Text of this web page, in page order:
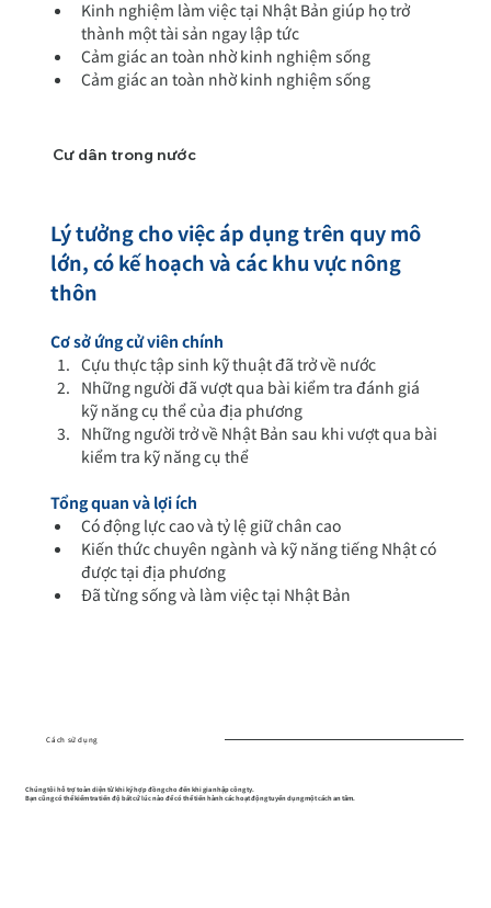
Kinh nghiệm làm việc tại Nhật Bản giúp họ trở
thành một tài sản ngay lập tức
Cảm giác an toàn nhờ kinh nghiệm sống
Cảm giác an toàn nhờ kinh nghiệm sống
Cư dân trong nước
Lý tưởng cho việc áp dụng trên quy mô
lớn, có kế hoạch và các khu vực nông
thôn
Cơ sở ứng cử viên chính
Cựu thực tập sinh kỹ thuật đã trở về nước
Những người đã vượt qua bài kiểm tra đánh giá
kỹ năng cụ thể của địa phương
Những người trở về Nhật Bản sau khi vượt qua bài
kiểm tra kỹ năng cụ thể
Tổng quan và lợi ích
Có động lực cao và tỷ lệ giữ chân cao
Kiến thức chuyên ngành và kỹ năng tiếng Nhật có
được tại địa phương
Đã từng sống và làm việc tại Nhật Bản
Cách sử dụng
Chúng tôi hỗ trợ toàn diện từ khi ký hợp đồng cho đến khi gia nhập công ty.
Bạn cũng có thể kiểm tra tiến độ bất cứ lúc nào để có thể tiến hành các hoạt động tuyển dụng một cách an tâm.